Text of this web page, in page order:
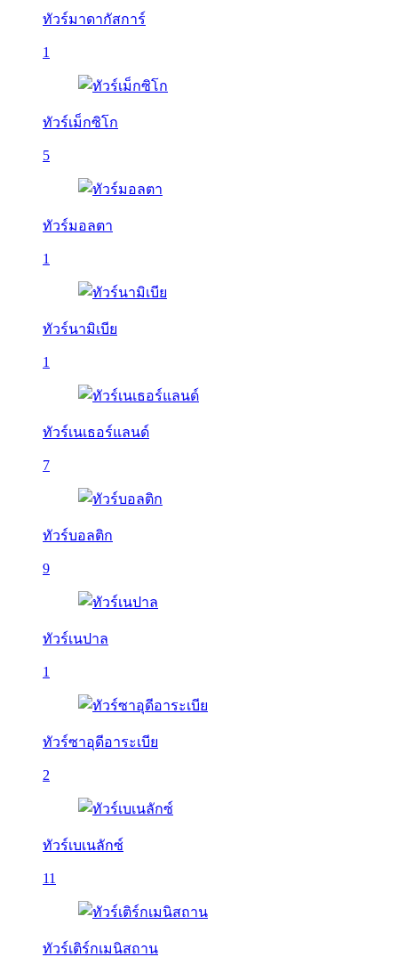
ทัวร์มาดากัสการ์
1
ทัวร์เม็กซิโก
5
ทัวร์มอลตา
1
ทัวร์นามิเบีย
1
ทัวร์เนเธอร์แลนด์
7
ทัวร์บอลติก
9
ทัวร์เนปาล
1
ทัวร์ซาอุดีอาระเบีย
2
ทัวร์เบเนลักซ์
11
ทัวร์เติร์กเมนิสถาน